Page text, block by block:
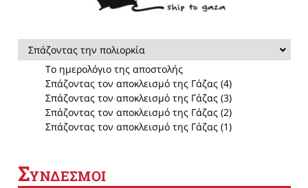
Σπάζοντας την πολιορκία
Το ημερολόγιο της αποστολής
Σπάζοντας τον αποκλεισμό της Γάζας (4)
Σπάζοντας τον αποκλεισμό της Γάζας (3)
Σπάζοντας τον αποκλεισμό της Γάζας (2)
Σπάζοντας τον αποκλεισμό της Γάζας (1)
ΣΥΝΔΕΣΜΟΙ